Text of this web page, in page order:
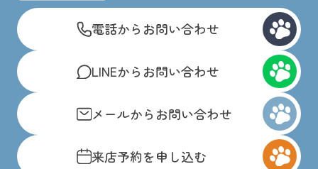
電話からお問い合わせ
LINEからお問い合わせ
メールからお問い合わせ
来店予約を申し込む